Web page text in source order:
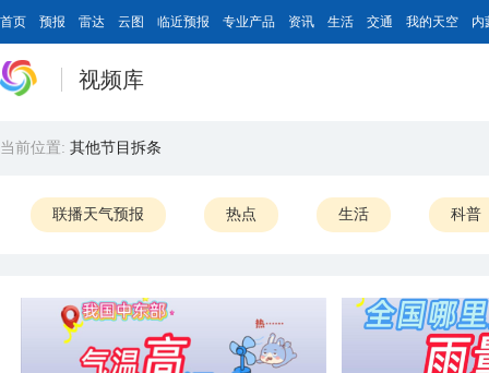
首页 预报 雷达 云图 临近预报 专业产品 资讯 生活 交通 我的天空 内
视频库
当前位置: 其他节目拆条
联播天气预报 热点 生活 科普